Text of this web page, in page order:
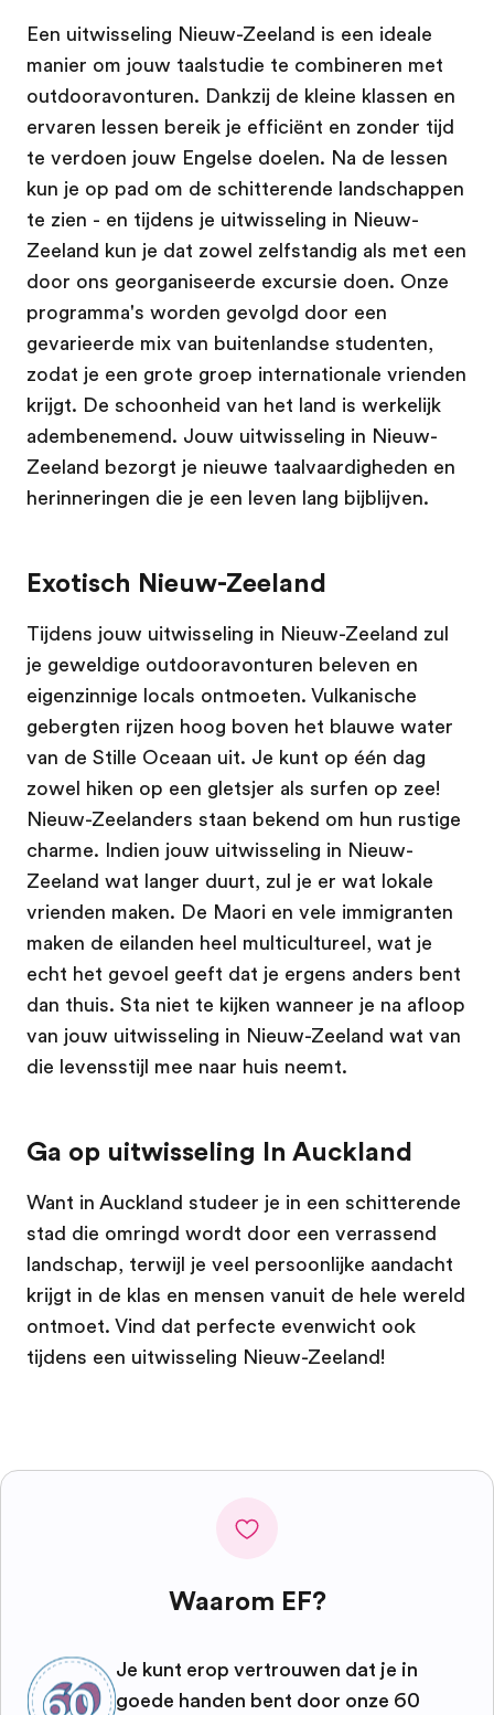
Een uitwisseling Nieuw-Zeeland is een ideale
manier om jouw taalstudie te combineren met
outdooravonturen. Dankzij de kleine klassen en
ervaren lessen bereik je efficiënt en zonder tijd
te verdoen jouw Engelse doelen. Na de lessen
kun je op pad om de schitterende landschappen
te zien - en tijdens je uitwisseling in Nieuw-
Zeeland kun je dat zowel zelfstandig als met een
door ons georganiseerde excursie doen. Onze
programma's worden gevolgd door een
gevarieerde mix van buitenlandse studenten,
zodat je een grote groep internationale vrienden
krijgt. De schoonheid van het land is werkelijk
adembenemend. Jouw uitwisseling in Nieuw-
Zeeland bezorgt je nieuwe taalvaardigheden en
herinneringen die je een leven lang bijblijven.
Exotisch Nieuw-Zeeland
Tijdens jouw uitwisseling in Nieuw-Zeeland zul
je geweldige outdooravonturen beleven en
eigenzinnige locals ontmoeten. Vulkanische
gebergten rijzen hoog boven het blauwe water
van de Stille Oceaan uit. Je kunt op één dag
zowel hiken op een gletsjer als surfen op zee!
Nieuw-Zeelanders staan bekend om hun rustige
charme. Indien jouw uitwisseling in Nieuw-
Zeeland wat langer duurt, zul je er wat lokale
vrienden maken. De Maori en vele immigranten
maken de eilanden heel multicultureel, wat je
echt het gevoel geeft dat je ergens anders bent
dan thuis. Sta niet te kijken wanneer je na afloop
van jouw uitwisseling in Nieuw-Zeeland wat van
die levensstijl mee naar huis neemt.
Ga op uitwisseling In Auckland
Want in Auckland studeer je in een schitterende
stad die omringd wordt door een verrassend
landschap, terwijl je veel persoonlijke aandacht
krijgt in de klas en mensen vanuit de hele wereld
ontmoet. Vind dat perfecte evenwicht ook
tijdens een uitwisseling Nieuw-Zeeland!
Waarom EF?
Je kunt erop vertrouwen dat je in
goede handen bent door onze 60